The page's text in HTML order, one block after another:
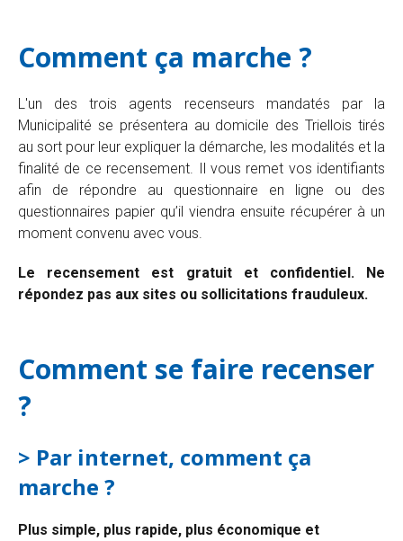
Comment ça marche ?
L'un des trois agents recenseurs mandatés par la
Municipalité se présentera au domicile des Triellois tirés
au sort pour leur expliquer la démarche, les modalités et la
finalité de ce recensement. Il vous remet vos identifiants
afin de répondre au questionnaire en ligne ou des
questionnaires papier qu’il viendra ensuite récupérer à un
moment convenu avec vous.
Le recensement est gratuit et confidentiel. Ne
répondez pas aux sites ou sollicitations frauduleux.
Comment se faire recenser
?
> Par internet, comment ça
marche ?
Plus simple, plus rapide, plus économique et